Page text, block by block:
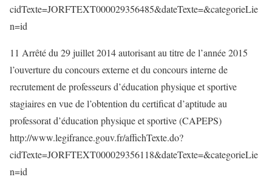
cidTexte=JORFTEXT000029356485&dateTexte=&categorieLie
n=id
11 Arrêté du 29 juillet 2014 autorisant au titre de l’année 2015
l’ouverture du concours externe et du concours interne de
recrutement de professeurs d’éducation physique et sportive
stagiaires en vue de l’obtention du certificat d’aptitude au
professorat d’éducation physique et sportive (CAPEPS)
http://www.legifrance.gouv.fr/affichTexte.do?
cidTexte=JORFTEXT000029356118&dateTexte=&categorieLie
n=id